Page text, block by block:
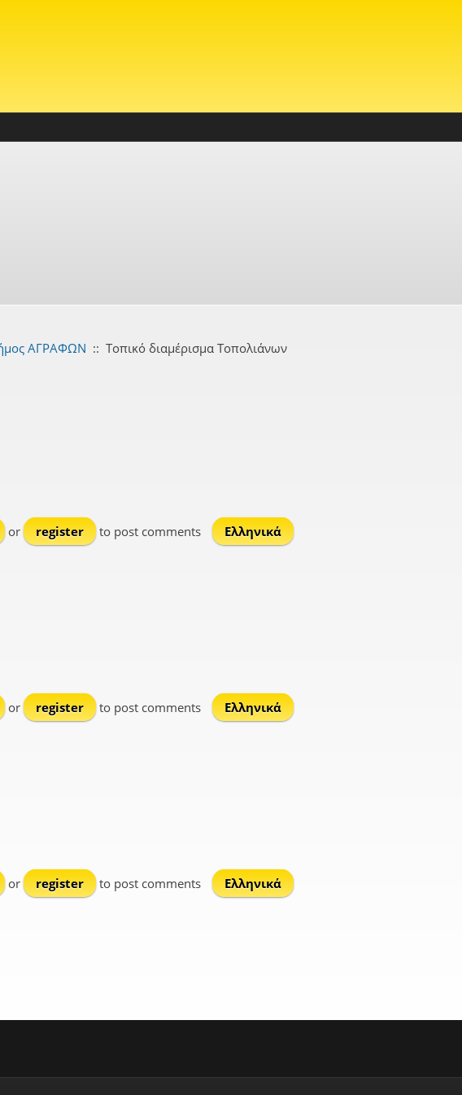
ΑΓΡΑΦΩΝ :: Τοπικό διαμέρισμα Τοπολιάνων
(L.D. Topolianon)
or register to post comments Ελληνικά
or register to post comments Ελληνικά
or register to post comments Ελληνικά